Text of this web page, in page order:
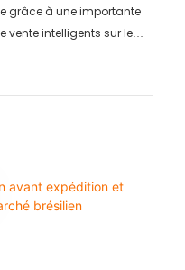
grâce à une importante
vente intelligents sur le